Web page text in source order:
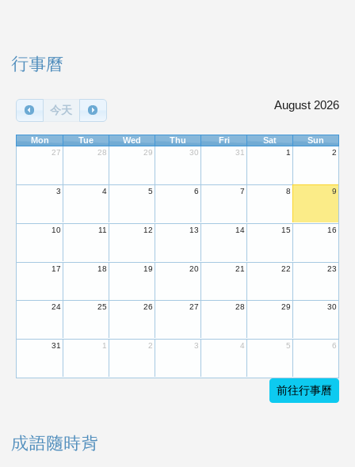
右邊區域內容
行事曆
今天 August 2026
Mon Tue Wed Thu Fri Sat Sun
27 28 29 30 31 1 2
3 4 5 6 7 8 9
10 11 12 13 14 15 16
17 18 19 20 21 22 23
24 25 26 27 28 29 30
31 1 2 3 4 5 6
前往行事曆
成語隨時背